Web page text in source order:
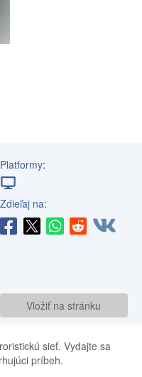
Platformy:
Zdieľaj na:
Vložiť na stránku
sieť. Vydajte sa
príbeh.